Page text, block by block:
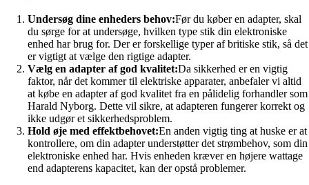
Undersøg dine enheders behov:Før du køber en adapter, skal
du sørge for at undersøge, hvilken type stik din elektroniske
enhed har brug for. Der er forskellige typer af britiske stik, så det
er vigtigt at vælge den rigtige adapter.
Vælg en adapter af god kvalitet:Da sikkerhed er en vigtig
faktor, når det kommer til elektriske apparater, anbefaler vi altid
at købe en adapter af god kvalitet fra en pålidelig forhandler som
Harald Nyborg. Dette vil sikre, at adapteren fungerer korrekt og
ikke udgør et sikkerhedsproblem.
Hold øje med effektbehovet:En anden vigtig ting at huske er at
kontrollere, om din adapter understøtter det strømbehov, som din
elektroniske enhed har. Hvis enheden kræver en højere wattage
end adapterens kapacitet, kan der opstå problemer.